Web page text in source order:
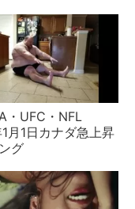
・UFC・NFL
月1日カナダ急上昇
グ